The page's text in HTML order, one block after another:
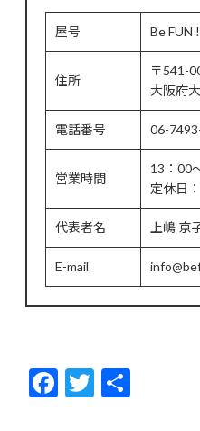
屋号 Be FUN !
住所
〒541-
大阪府
電話番号 06-
営業時間
13：00
定休日
代表者名 上嶋 京
E-mail
F
T